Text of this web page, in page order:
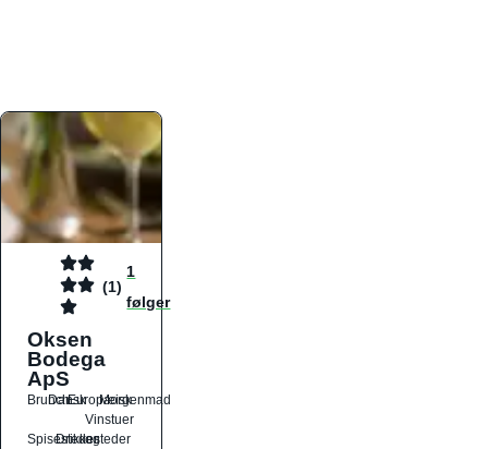
(1)
1
følger
Oksen
Bodega
ApS
Brunch
DanskEuropæiskMorgenmad
Spisesteder
Drikkesteder
Vinstuer
og